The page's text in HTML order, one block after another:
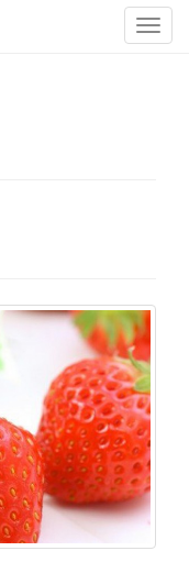
T
a
i
o
n